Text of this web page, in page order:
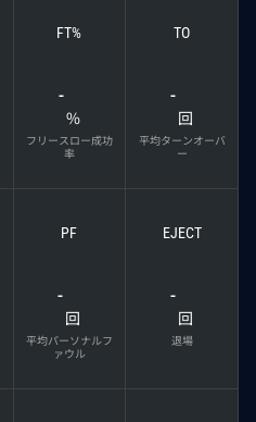
FT%
-
%
フリースロー成功
率
TO
-
回
平均ターンオーバ
ー
PF
-
回
平均パーソナルフ
ァウル
EJECT
-
回
退場